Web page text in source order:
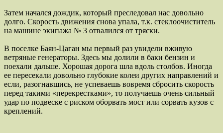
Затем начался дождик, который преследовал нас довольно
долго. Скорость движения снова упала, т.к. стеклоочиститель
на машине экипажа № 3 отвалился от тряски.
В поселке Баян-Цаган мы первый раз увидели вживую
ветряные генераторы. Здесь мы долили в баки бензин и
поехали дальше. Хорошая дорога шла вдоль столбов. Иногда
ее пересекали довольно глубокие колеи других направлений и
если, разогнавшись, не успеваешь вовремя сбросить скорость
перед такими «перекрестками», то получаешь очень сильный
удар по подвеске с риском оборвать мост или сорвать кузов с
креплений.